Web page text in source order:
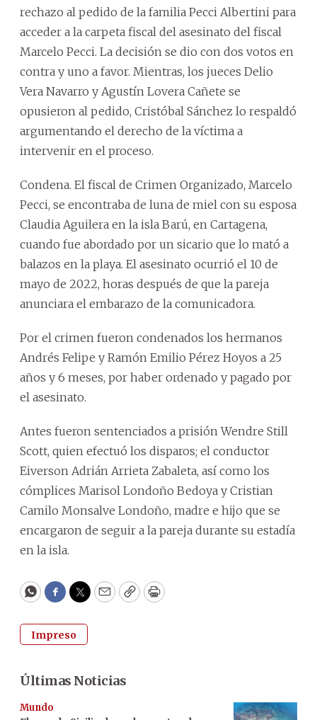
rechazo al pedido de la familia Pecci Albertini para
acceder a la carpeta fiscal del asesinato del fiscal
Marcelo Pecci. La decisión se dio con dos votos en
contra y uno a favor. Mientras, los jueces Delio
Vera Navarro y Agustín Lovera Cañete se
opusieron al pedido, Cristóbal Sánchez lo respaldó
argumentando el derecho de la víctima a
intervenir en el proceso.
Condena. El fiscal de Crimen Organizado, Marcelo
Pecci, se encontraba de luna de miel con su esposa
Claudia Aguilera en la isla Barú, en Cartagena,
cuando fue abordado por un sicario que lo mató a
balazos en la playa. El asesinato ocurrió el 10 de
mayo de 2022, horas después de que la pareja
anunciara el embarazo de la comunicadora.
Por el crimen fueron condenados los hermanos
Andrés Felipe y Ramón Emilio Pérez Hoyos a 25
años y 6 meses, por haber ordenado y pagado por
el asesinato.
Antes fueron sentenciados a prisión Wendre Still
Scott, quien efectuó los disparos; el conductor
Eiverson Adrián Arrieta Zabaleta, así como los
cómplices Marisol Londoño Bedoya y Cristian
Camilo Monsalve Londoño, madre e hijo que se
encargaron de seguir a la pareja durante su estadía
en la isla.
WhatsApp
Facebook
Twitter
EmailCopyPrint
Impreso
Últimas Noticias
Mundo